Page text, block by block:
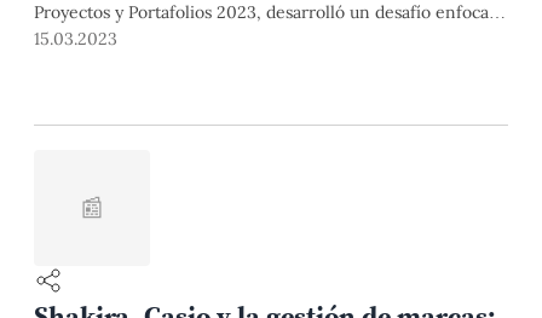
Proyectos y Portafolios 2023, desarrolló un desafío enfocado
en mejorar la independencia económica de las mujeres.
15.03.2023
📰